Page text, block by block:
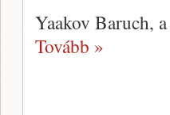
Yaakov Baruch,
Tovább »